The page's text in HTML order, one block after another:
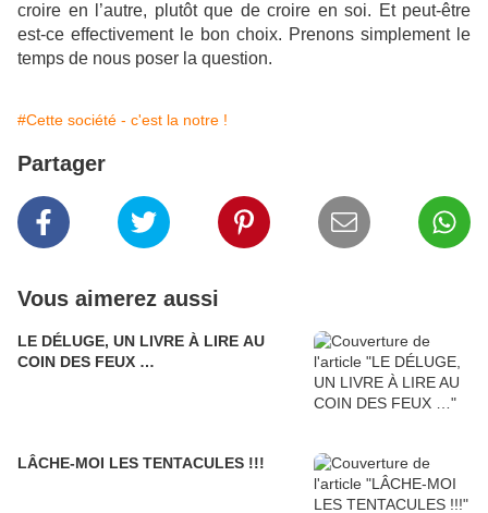
croire en l’autre, plutôt que de croire en soi. Et peut-être
est-ce effectivement le bon choix. Prenons simplement le
temps de nous poser la question.
#Cette société - c'est la notre !
Partager
Vous aimerez aussi
LE DÉLUGE, UN LIVRE À LIRE AU
COIN DES FEUX …
LÂCHE-MOI LES TENTACULES !!!